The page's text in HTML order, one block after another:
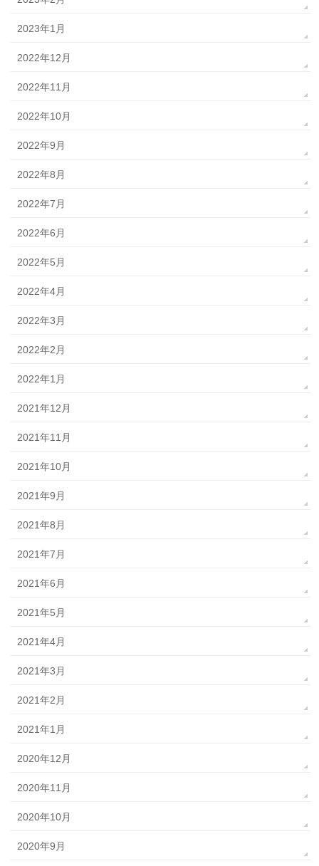
2023年1月
2022年12月
2022年11月
2022年10月
2022年9月
2022年8月
2022年7月
2022年6月
2022年5月
2022年4月
2022年3月
2022年2月
2022年1月
2021年12月
2021年11月
2021年10月
2021年9月
2021年8月
2021年7月
2021年6月
2021年5月
2021年4月
2021年3月
2021年2月
2021年1月
2020年12月
2020年11月
2020年10月
2020年9月